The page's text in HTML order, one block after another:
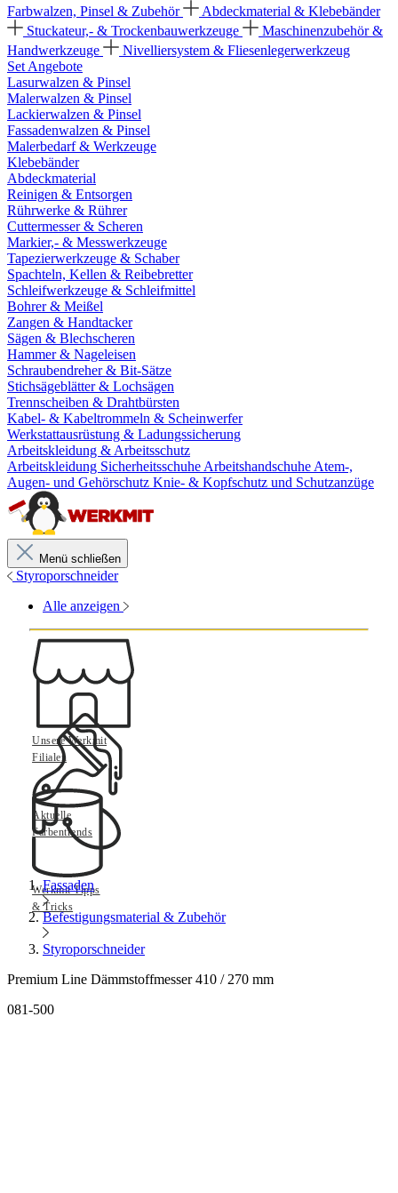
Farbwalzen, Pinsel & Zubehör
Abdeckmaterial & Klebebänder
Stuckateur,- & Trockenbauwerkzeuge
Maschinenzubehör &
Handwerkzeuge
Nivelliersystem & Fliesenlegerwerkzeug
Set Angebote
Lasurwalzen & Pinsel
Malerwalzen & Pinsel
Lackierwalzen & Pinsel
Fassadenwalzen & Pinsel
Malerbedarf & Werkzeuge
Klebebänder
Abdeckmaterial
Reinigen & Entsorgen
Rührwerke & Rührer
Cuttermesser & Scheren
Markier,- & Messwerkzeuge
Tapezierwerkzeuge & Schaber
Spachteln, Kellen & Reibebretter
Schleifwerkzeuge & Schleifmittel
Bohrer & Meißel
Zangen & Handtacker
Sägen & Blechscheren
Hammer & Nageleisen
Schraubendreher & Bit-Sätze
Stichsägeblätter & Lochsägen
Trennscheiben & Drahtbürsten
Kabel- & Kabeltrommeln & Scheinwerfer
Werkstattausrüstung & Ladungssicherung
Arbeitskleidung & Arbeitsschutz
Arbeitskleidung Sicherheitsschuhe Arbeitshandschuhe Atem-,
Augen- und Gehörschutz Knie- & Kopfschutz und Schutzanzüge
Menü schließen
Styroporschneider
Alle anzeigen
Unsere Werkmit
Filialen
Aktuelle
Farbentrends
Werkmit Tipps
& Tricks
Fassaden
Befestigungsmaterial & Zubehör
Styroporschneider
Premium Line Dämmstoffmesser 410 / 270 mm
081-500